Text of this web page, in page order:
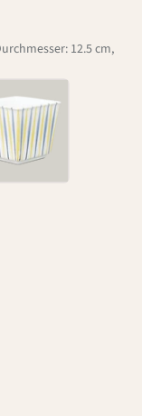
12.5 cm,